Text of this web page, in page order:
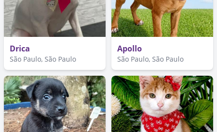
Drica
São Paulo, São Paulo
Apollo
São Paulo, São Paulo